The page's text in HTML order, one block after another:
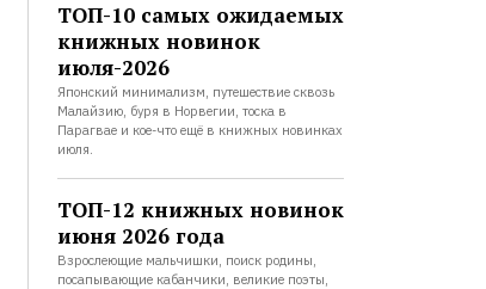
ТОП-10 самых ожидаемых
книжных новинок
июля-2026
Японский минимализм, путешествие сквозь
Малайзию, буря в Норвегии, тоска в
Парагвае и кое-что ещё в книжных новинках
июля.
ТОП-12 книжных новинок
июня 2026 года
Взрослеющие мальчишки, поиск родины,
посапывающие кабанчики, великие поэты,